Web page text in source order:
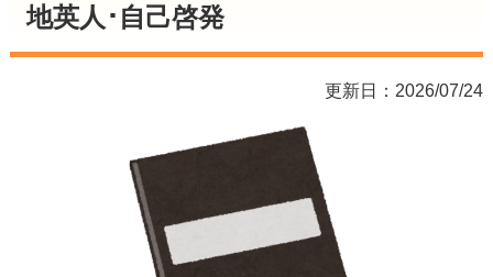
地英人･自己啓発
更新日：2026/07/24